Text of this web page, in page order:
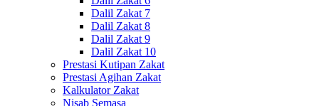
Dalil Zakat 7
Dalil Zakat 8
Dalil Zakat 9
Dalil Zakat 10
Prestasi Kutipan Zakat
Prestasi Agihan Zakat
Kalkulator Zakat
Nisab Semasa